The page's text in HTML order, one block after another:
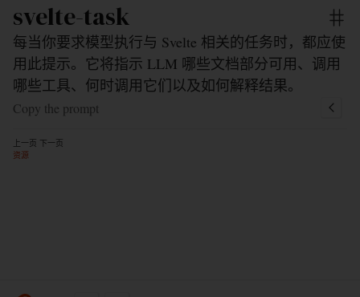
svelte-task
每当你要求模型执行与 Svelte 相关的任务时，都应使
用此提示。它将指示 LLM 哪些文档部分可用、调用
哪些工具、何时调用它们以及如何解释结果。
Copy the prompt
上一页 下一页
资源